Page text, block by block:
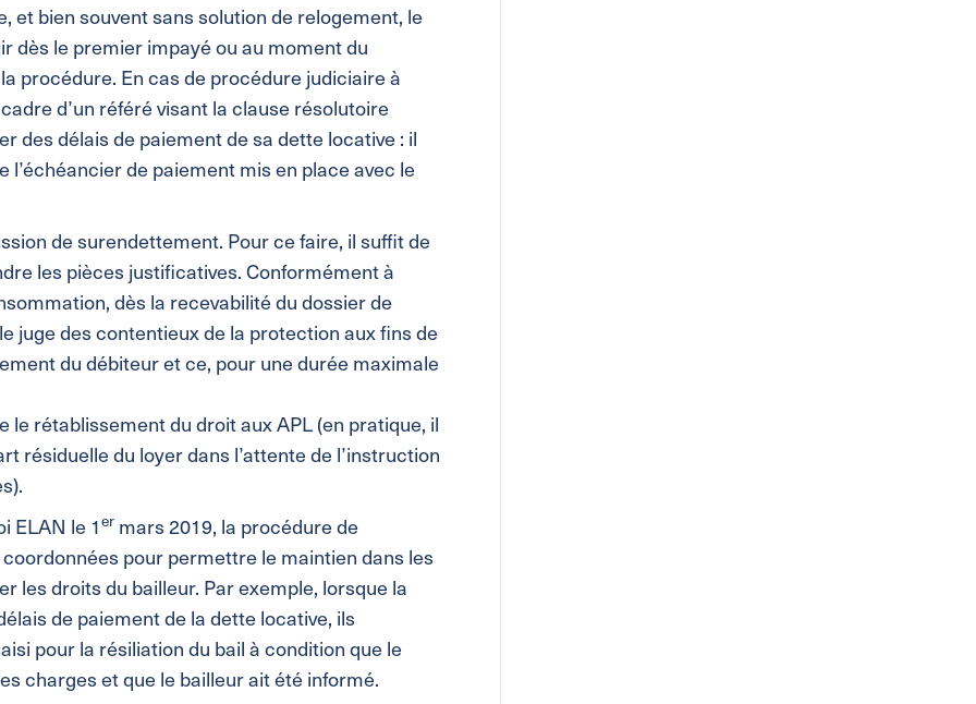
et bien souvent sans solution de relogement, le
dès le premier impayé ou au moment du
procédure. En cas de procédure judiciaire à
d’un référé visant la clause résolutoire
des délais de paiement de sa dette locative : il
de paiement mis en place avec le
de surendettement. Pour ce faire, il suffit de
les pièces justificatives. Conformément à
dès la recevabilité du dossier de
juge des contentieux de la protection aux fins de
du débiteur et ce, pour une durée maximale
rétablissement du droit aux APL (en pratique, il
résiduelle du loyer dans l’attente de l’instruction
ELAN le 1er mars 2019, la procédure de
pour permettre le maintien dans les
les droits du bailleur. Par exemple, lorsque la
de paiement de la dette locative, ils
pour la résiliation du bail à condition que le
charges et que le bailleur ait été informé.